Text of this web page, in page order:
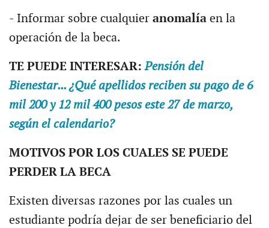
- Informar sobre cualquier anomalía en la
operación de la beca.
TE PUEDE INTERESAR:Pensión del
Bienestar... ¿Qué apellidos reciben su pago de 6
mil 200 y 12 mil 400 pesos este 27 de marzo,
según el calendario?
MOTIVOS POR LOS CUALES SE PUEDE
PERDER LA BECA
Existen diversas razones por las cuales un
estudiante podría dejar de ser beneficiario del